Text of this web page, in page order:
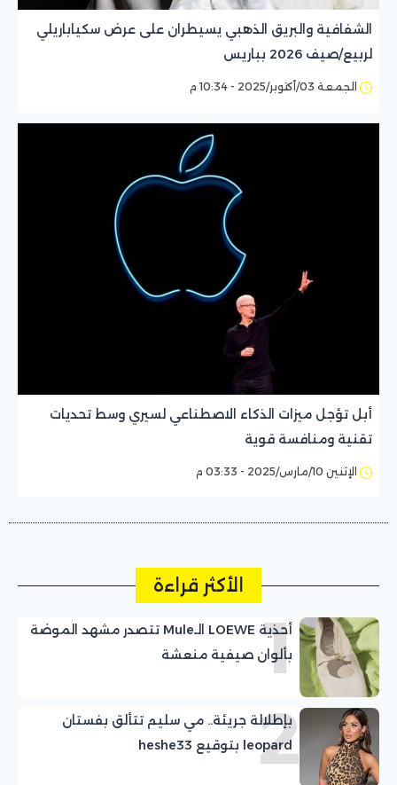
الشفافية والبريق الذهبي يسيطران على عرض سكياباريلي
لربيع/صيف 2026 بباريس
الجمعة 03/أكتوبر/2025 - 10:34 م
أبل تؤجل ميزات الذكاء الاصطناعي لسيري وسط تحديات
تقنية ومنافسة قوية
الإثنين 10/مارس/2025 - 03:33 م
الأكثر قراءة
1
أحذية LOEWE الـMule تتصدر مشهد الموضة
بألوان صيفية منعشة
2
بإطلالة جريئة.. مي سليم تتألق بفستان
leopard بتوقيع heshe33